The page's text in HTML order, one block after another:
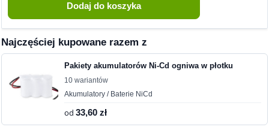
Najczęściej kupowane razem z
Pakiety akumulatorów Ni-Cd ogniwa w płotku
10 wariantów
Akumulatory / Baterie NiCd
od33,60 zł